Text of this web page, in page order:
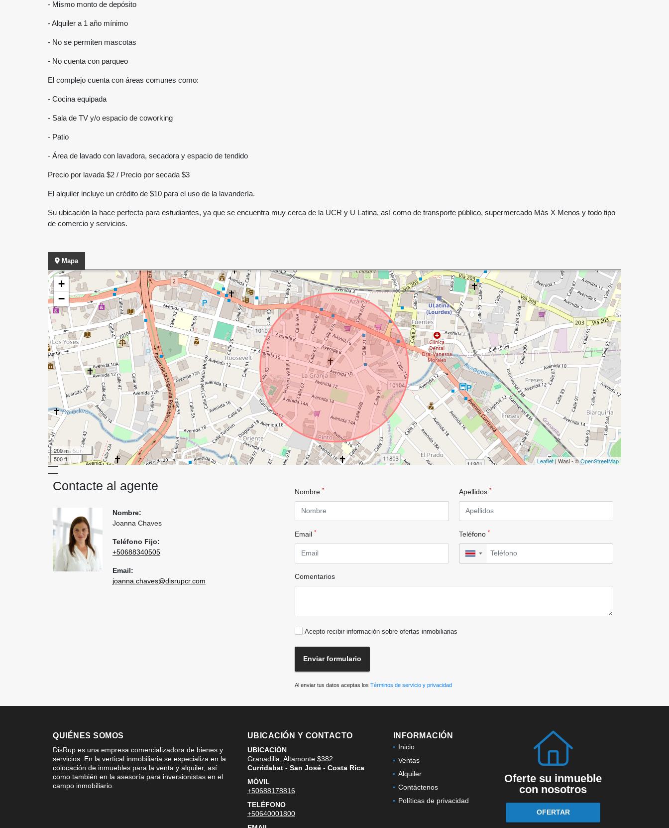
- Mismo monto de depósito
- Alquiler a 1 año mínimo
- No se permiten mascotas
- No cuenta con parqueo
El complejo cuenta con áreas comunes como:
- Cocina equipada
- Sala de TV y/o espacio de coworking
- Patio
- Área de lavado con lavadora, secadora y espacio de tendido
Precio por lavada $2 / Precio por secada $3
El alquiler incluye un crédito de $10 para el uso de la lavandería.
Su ubicación la hace perfecta para estudiantes, ya que se encuentra muy cerca de la UCR y U Latina, así como de transporte público, supermercado Más X Menos y todo tipo
de comercio y servicios.
Mapa
+
−
200 m
500 ft
Leaflet| Wasi - ©OpenStreetMap
Contacte al agente
Nombre:
Joanna Chaves
Teléfono Fijo:
+50688340505
Email:
joanna.chaves@disrupcr.com
Nombre * Apellidos *
Email * Teléfono *
▼
Comentarios
Acepto recibir información sobre ofertas inmobiliarias
Enviar formulario
Al enviar tus datos aceptas los Términos de servicio y privacidad
QUIÉNES SOMOS
DisRup es una empresa comercializadora de bienes y
servicios. En la vertical inmobiliaria se especializa en la
colocación de inmuebles para la venta y alquiler, así
como también en la asesoría para inversionistas en el
campo inmobiliario.
UBICACIÓN Y CONTACTO
UBICACIÓN
Granadilla, Altamonte $382
Curridabat - San José - Costa Rica
MÓVIL
+50688178816
TELÉFONO
+50640001800
INFORMACIÓN
Inicio
Ventas
Alquiler
Contáctenos
Políticas de privacidad
Oferte su inmueble
con nosotros
OFERTAR